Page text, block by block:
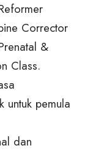
Corrector
&
Class.
untuk pemula
dan